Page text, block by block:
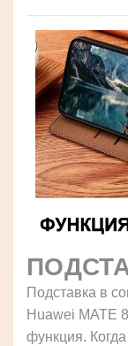
Подставка в
Huawei MATE
функция.